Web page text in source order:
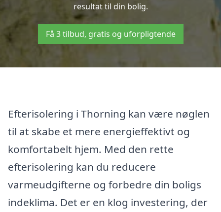
resultat til din bolig.
Få 3 tilbud, gratis og uforpligtende
Efterisolering i Thorning kan være nøglen
til at skabe et mere energieffektivt og
komfortabelt hjem. Med den rette
efterisolering kan du reducere
varmeudgifterne og forbedre din boligs
indeklima. Det er en klog investering, der